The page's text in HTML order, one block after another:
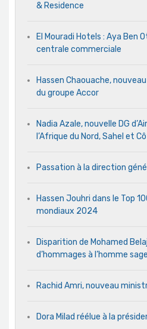
& Residence
El Mouradi Hotels : Aya Ben
centrale commerciale
Hassen Chaouache,
du groupe Accor
Nadia Azale, nouvelle DG
l’Afrique du Nord, Sahel et
Passation à la direction
Hassen Jouhri dans le Top
mondiaux 2024
Disparition de Mohamed
d’hommages à l’homme sage
Rachid Amri, nouveau
Dora Milad réélue à la